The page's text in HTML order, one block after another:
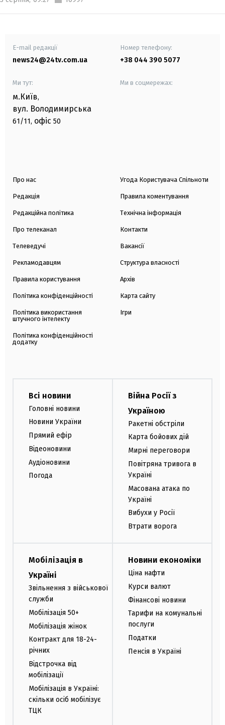
E-mail редакції
news24@24tv.com.ua
Номер телефону:
+38 044 390 5077
Ми тут:
м.Київ,
вул. Володимирська
61/11, офіс 50
Ми в соцмережах:
Про нас
Редакція
Редакційна політика
Про телеканал
Телеведучі
Рекламодавцям
Правила користування
Політика конфіденційності
Політика використання
штучного інтелекту
Політика конфіденційності
додатку
Угода Користувача Спільноти
Правила коментування
Технічна інформація
Контакти
Вакансії
Структура власності
Архів
Карта сайту
Ігри
Всі новини
Головні новини
Новини України
Прямий ефір
Відеоновини
Аудіоновини
Погода
Війна Росії з
Україною
Ракетні обстріли
Карта бойових дій
Мирні переговори
Повітряна тривога в
Україні
Масована атака по
Україні
Вибухи у Росії
Втрати ворога
Мобілізація в
Україні
Звільнення з військової
служби
Мобілізація 50+
Мобілізація жінок
Контракт для 18-24-
річних
Відстрочка від
мобілізації
Мобілізація в Україні:
скільки осіб мобілізує
ТЦК
Новини економіки
Ціна нафти
Курси валют
Фінансові новини
Тарифи на комунальні
послуги
Податки
Пенсія в Україні